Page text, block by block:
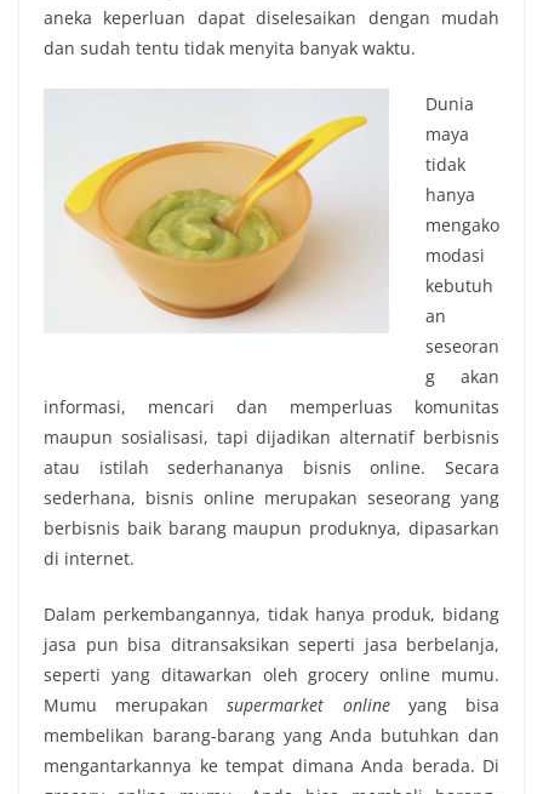
aneka keperluan dapat diselesaikan dengan mudah
dan sudah tentu tidak menyita banyak waktu.
Dunia
maya
tidak
hanya
mengako
modasi
kebutuh
an
seseoran
g akan
informasi, mencari dan memperluas komunitas
maupun sosialisasi, tapi dijadikan alternatif berbisnis
atau istilah sederhananya bisnis online. Secara
sederhana, bisnis online merupakan seseorang yang
berbisnis baik barang maupun produknya, dipasarkan
di internet.
Dalam perkembangannya, tidak hanya produk, bidang
jasa pun bisa ditransaksikan seperti jasa berbelanja,
seperti yang ditawarkan oleh grocery online mumu.
Mumu merupakansupermarket onlineyang bisa
membelikan barang-barang yang Anda butuhkan dan
mengantarkannya ke tempat dimana Anda berada. Di